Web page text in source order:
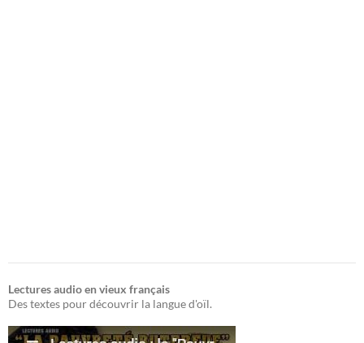
Lectures audio en vieux français
Des textes pour découvrir la langue d'oïl.